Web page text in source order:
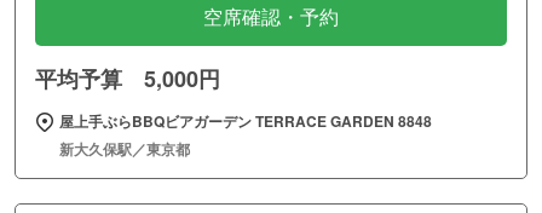
空席確認・予約
平均予算 5,000円
屋上手ぶらBBQビアガーデン TERRACE GARDEN 8848
新大久保駅／東京都